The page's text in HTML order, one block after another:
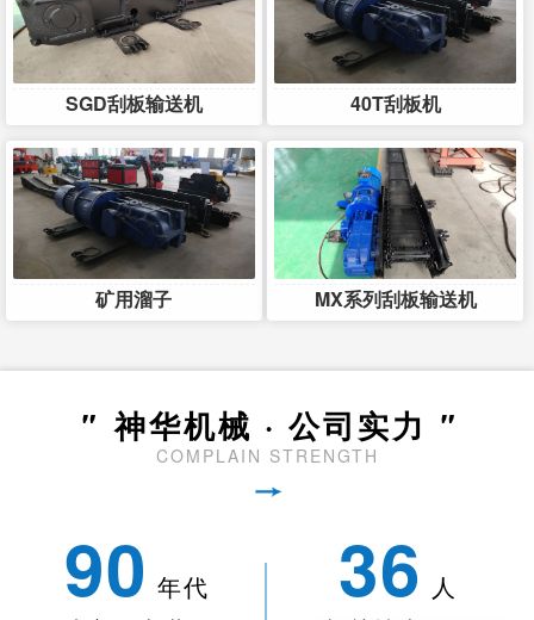
SGD刮板输送机 40T刮板机
矿用溜子 MX系列刮板输送机
" 神华机械 · 公司实力 "
COMPLAIN STRENGTH
90 年代
36 人